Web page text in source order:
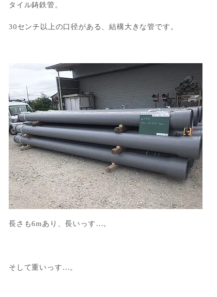
タイル鋳鉄管。
30センチ以上の口径がある、結構大きな管です。
長さも6mあり、長いっす…。
そして重いっす…。